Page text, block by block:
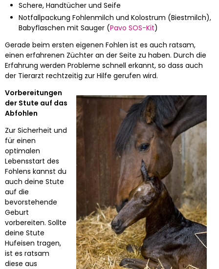
Schere, Handtücher und Seife
Notfallpackung Fohlenmilch und Kolostrum (Biestmilch),
Babyflaschen mit Sauger (Pavo SOS-Kit)
Gerade beim ersten eigenen Fohlen ist es auch ratsam,
einen erfahrenen Züchter an der Seite zu haben. Durch die
Erfahrung werden Probleme schnell erkannt, so dass auch
der Tierarzt rechtzeitig zur Hilfe gerufen wird.
Vorbereitungen
der Stute auf das
Abfohlen
Zur Sicherheit und
für einen
optimalen
Lebensstart des
Fohlens kannst du
auch deine Stute
auf die
bevorstehende
Geburt
vorbereiten. Sollte
deine Stute
Hufeisen tragen,
ist es ratsam
diese aus